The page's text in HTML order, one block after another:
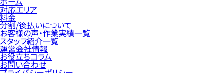
対応エリア
料金
分割/後払いについて
お客様の声・作業実績一覧
スタッフ紹介一覧
運営会社情報
お役立ちコラム
お問い合わせ